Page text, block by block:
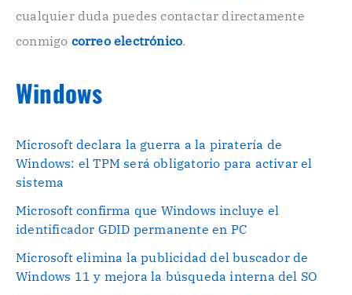
.cualquier duda puedes contactar directamente
conmigo correo electrónico.
Windows
Microsoft declara la guerra a la piratería de
Windows: el TPM será obligatorio para activar el
sistema
Microsoft confirma que Windows incluye el
identificador GDID permanente en PC
Microsoft elimina la publicidad del buscador de
Windows 11 y mejora la búsqueda interna del SO